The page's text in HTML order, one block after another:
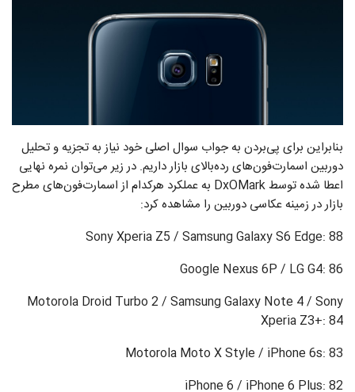
بنابراین برای پی‌‌بردن به جواب سوال اصلی خود نیاز به تجزیه و تحلیل
دوربین اسمارت‌فون‌های رده‌بالای بازار داریم. در زیر می‌توان نمره نهایی
اعطا شده توسط DxOMark به عملکرد هرکدام از اسمارت‌فون‌های مطرح
بازار در زمینه عکاسی دوربین را مشاهده کرد:
Sony Xperia Z5 / Samsung Galaxy S6 Edge: 88
Google Nexus 6P / LG G4: 86
Motorola Droid Turbo 2 / Samsung Galaxy Note 4 / Sony
Xperia Z3+: 84
Motorola Moto X Style / iPhone 6s: 83
iPhone 6 / iPhone 6 Plus: 82